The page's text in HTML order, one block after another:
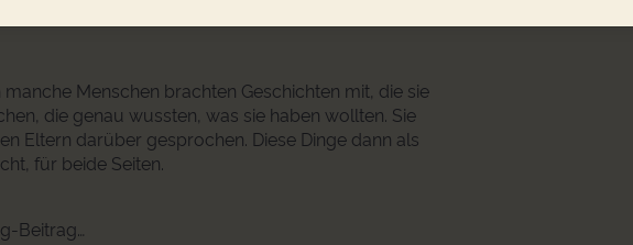
Menschen brachten Geschichten mit, die sie
die genau wussten, was sie haben wollten. Sie
Eltern darüber gesprochen. Diese Dinge dann als
für beide Seiten.
Beitrag…